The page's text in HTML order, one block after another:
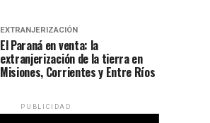
EXTRANJERIZACIÓN
El Paraná en venta: la
extranjerización de la tierra en
Misiones, Corrientes y Entre Ríos
PUBLICIDAD